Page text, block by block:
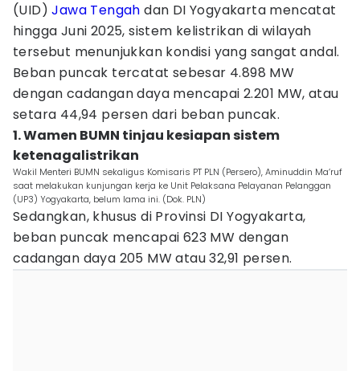
(UID)Jawa Tengah dan DI Yogyakarta mencatat
hingga Juni 2025, sistem kelistrikan di wilayah
tersebut menunjukkan kondisi yang sangat andal.
Beban puncak tercatat sebesar 4.898 MW
dengan cadangan daya mencapai 2.201 MW, atau
setara 44,94 persen dari beban puncak.
1. Wamen BUMN tinjau kesiapan sistem
ketenagalistrikan
Wakil Menteri BUMN sekaligus Komisaris PT PLN (Persero), Aminuddin Ma’ruf
saat melakukan kunjungan kerja ke Unit Pelaksana Pelayanan Pelanggan
(UP3) Yogyakarta, belum lama ini. (Dok. PLN)
Sedangkan, khusus di Provinsi DI Yogyakarta,
beban puncak mencapai 623 MW dengan
cadangan daya 205 MW atau 32,91 persen.